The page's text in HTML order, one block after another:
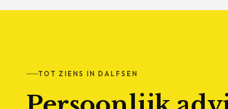
TOT ZIENS IN DALFSEN